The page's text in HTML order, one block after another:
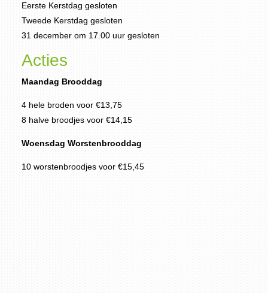
Eerste Kerstdag gesloten
Tweede Kerstdag gesloten
31 december om 17.00 uur gesloten
Acties
Maandag Brooddag
4 hele broden voor €13,75
8 halve broodjes voor €14,15
Woensdag Worstenbrooddag
10 worstenbroodjes voor €15,45